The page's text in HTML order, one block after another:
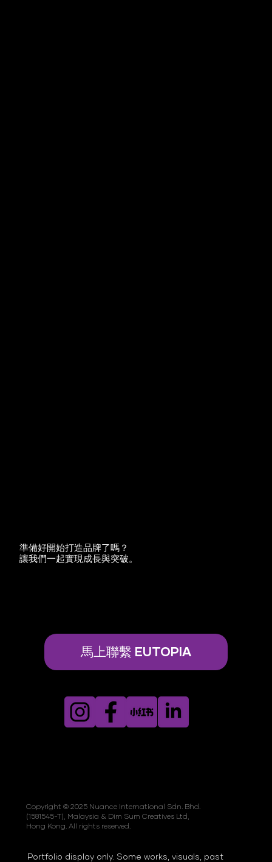
準備好開始打造品牌了嗎？
讓我們一起實現成長與突破。
馬上聯繫 EUTOPIA
Copyright © 2025 Nuance International Sdn. Bhd.
(1581545-T), Malaysia & Dim Sum Creatives Ltd,
Hong Kong. All rights reserved.
Portfolio display only. Some works, visuals, past